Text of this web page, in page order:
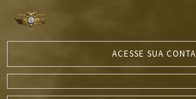
ACESSE SUA CONTA